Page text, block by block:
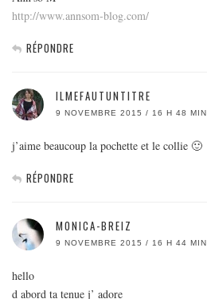
http://www.annsom-blog.com/
RÉPONDRE
ILMEFAUTUNTITRE
9 NOVEMBRE 2015 / 16 H 48 MIN
j’aime beaucoup la pochette et le collie 🙂
RÉPONDRE
MONICA-BREIZ
9 NOVEMBRE 2015 / 16 H 44 MIN
hello
d abord ta tenue j’ adore